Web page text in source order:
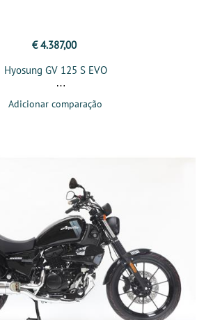
€ 4.387,00
Hyosung GV 125 S EVO
Adicionar comparação